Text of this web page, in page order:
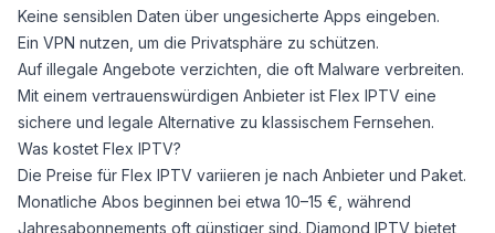
Keine sensiblen Daten über ungesicherte Apps eingeben.
Ein VPN nutzen, um die Privatsphäre zu schützen.
Auf illegale Angebote verzichten, die oft Malware verbreiten.
Mit einem vertrauenswürdigen Anbieter ist Flex IPTV eine
sichere und legale Alternative zu klassischem Fernsehen.
Was kostet Flex IPTV?
Die Preise für Flex IPTV variieren je nach Anbieter und Paket.
Monatliche Abos beginnen bei etwa 10–15 €, während
Jahresabonnements oft günstiger sind. Diamond IPTV bietet